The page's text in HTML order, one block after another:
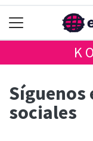
Síguenos
sociales